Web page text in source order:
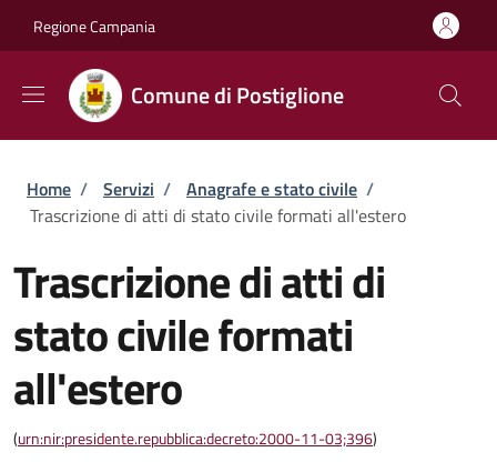
Regione Campania
Comune di Postiglione
Briciole di pane
Home / Servizi / Anagrafe e stato civile /
Trascrizione di atti di stato civile formati all'estero
Trascrizione di atti di
stato civile formati
all'estero
(urn:nir:presidente.repubblica:decreto:2000-11-03;396)